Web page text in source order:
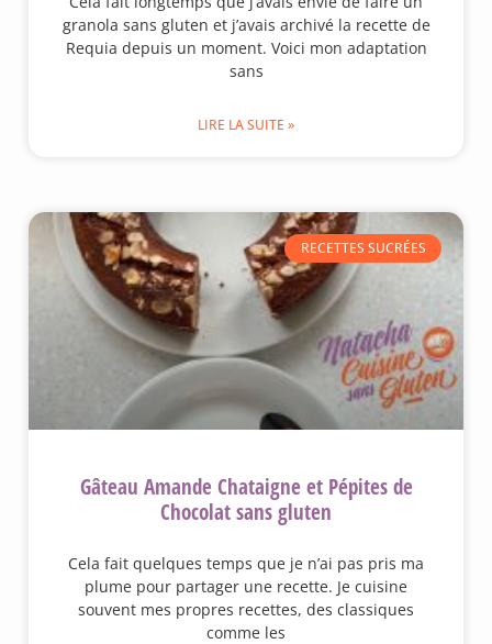
granola sans gluten et j’avais archivé la recette de
Requia depuis un moment. Voici mon adaptation
sans
LIRE LA SUITE »
RECETTES SUCRÉES
Gâteau Amande Chataigne et Pépites de
Chocolat sans gluten
Cela fait quelques temps que je n’ai pas pris ma
plume pour partager une recette. Je cuisine
souvent mes propres recettes, des classiques
comme les